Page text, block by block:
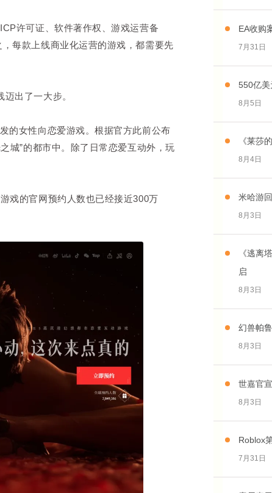
许可证、软件著作权、游戏运营备
每款上线商业化运营的游戏，都需要先
出了一大步。
的女性向恋爱游戏。根据官方此前公布
城”的都市中。除了日常恋爱互动外，玩
戏的官网预约人数也已经接近300万
EA收购
7月31日
550亿美
8月5日
《莱莎
8月4日
米哈游
8月3日
《逃离
启
8月3日
幻兽帕
8月3日
世嘉官
8月3日
Roblox
7月31日